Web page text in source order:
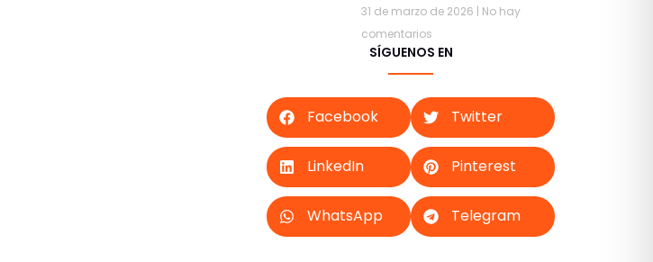
31 de marzo de 2026
No hay
comentarios
SÍGUENOS EN
Facebook Twitter
LinkedIn Pinterest
WhatsApp Telegram